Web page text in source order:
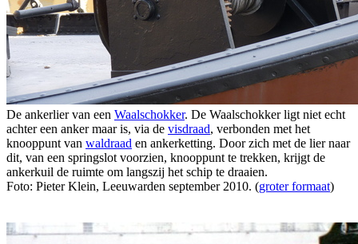
De ankerlier van een Waalschokker. De Waalschokker ligt niet echt
achter een anker maar is, via de visdraad, verbonden met het
knooppunt van waldraad en ankerketting. Door zich met de lier naar
dit, van een springslot voorzien, knooppunt te trekken, krijgt de
ankerkuil de ruimte om langszij het schip te draaien.
Foto: Pieter Klein, Leeuwarden september 2010. (groter formaat)